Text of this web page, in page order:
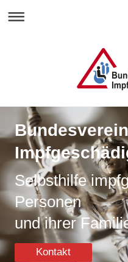
Bundesverein
Selbsthilfe
Personen
und ihrer
Kontakt